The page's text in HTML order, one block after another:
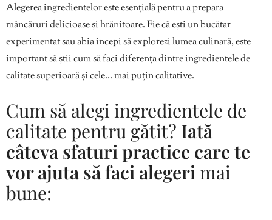
Alegerea ingredientelor este esențială pentru a prepara
mâncăruri delicioase și hrănitoare. Fie că ești un bucătar
experimentat sau abia începi să explorezi lumea culinară, este
important să știi cum să faci diferența dintre ingredientele de
calitate superioară și cele… mai puțin calitative.
Cum să alegi ingredientele de
calitate pentru gătit? Iată
câteva sfaturi practice care te
vor ajuta să faci alegeri mai
bune: